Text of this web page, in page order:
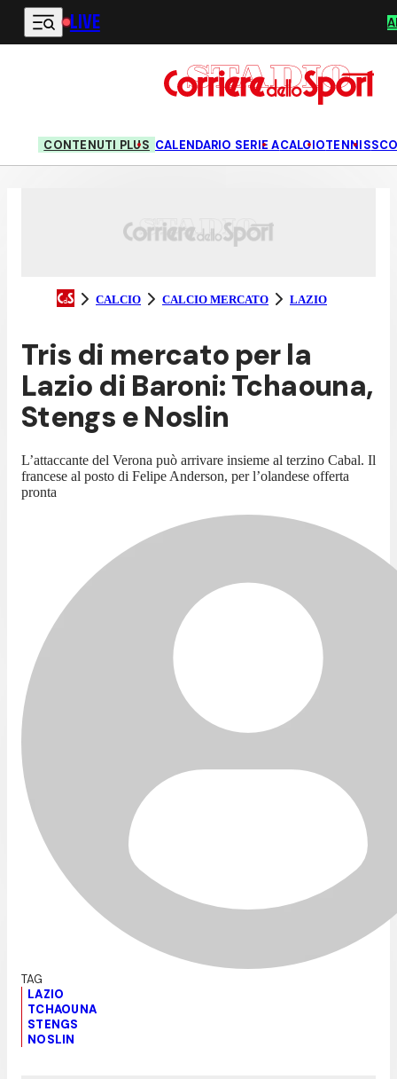
Vai al contenuto principale
LIVE
CONTENUTI PLUS CALENDARIO SERIE ACALCIOTENNIS
CALCIO CALCIO MERCATO LAZIO
Tris di mercato per la
Lazio di Baroni: Tchaouna,
Stengs e Noslin
L’attaccante del Verona può arrivare insieme al terzino Cabal. Il
francese al posto di Felipe Anderson, per l’olandese offerta
pronta
LAZIO
TCHAOUNA
STENGS
NOSLIN